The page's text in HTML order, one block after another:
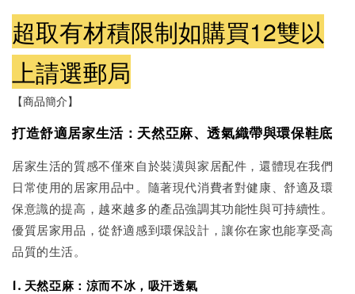
超取有材積限制如購買12雙以
上請選郵局
【商品簡介】
打造舒適居家生活：天然亞麻、透氣織帶與環保鞋底
居家生活的質感不僅來自於裝潢與家居配件，還體現在我們
日常使用的居家用品中。隨著現代消費者對健康、舒適及環
保意識的提高，越來越多的產品強調其功能性與可持續性。
優質居家用品，從舒適感到環保設計，讓你在家也能享受高
品質的生活。
1. 天然亞麻：涼而不冰，吸汗透氣